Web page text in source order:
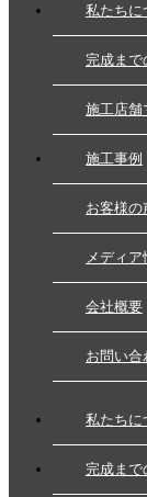
私たちに
完成まで
施工店舗
施工事例
お客様の
メディア
会社概要
お問い合
私たちに
完成まで